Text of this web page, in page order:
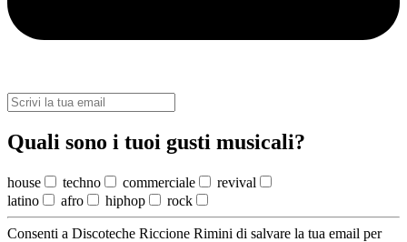
Quali sono i tuoi gusti musicali?
house techno commerciale
revival
latino
afro hiphop rock
Consenti a Discoteche Riccione Rimini di salvare la tua email per